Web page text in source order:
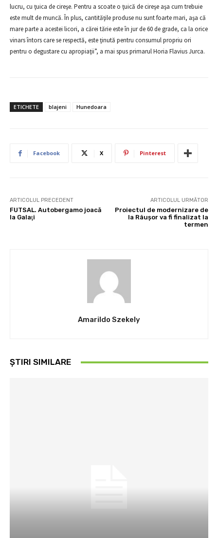
lucru, cu ţuica de cireşe. Pentru a scoate o ţuică de cireşe aşa cum trebuie
este mult de muncă. În plus, cantităţile produse nu sunt foarte mari, aşa că
mare parte a acestei licori, a cărei tărie este în jur de 60 de grade, ca la orice
vinars întors care se respectă, este ţinută pentru consumul propriu ori
pentru o degustare cu apropiaţii”, a mai spus primarul Horia Flavius Jurca.
ETICHETE blajeni Hunedoara
Facebook X Pinterest
ARTICOLUL PRECEDENT
FUTSAL. Autobergamo joacă
la Galaţi
ARTICOLUL URMĂTOR
Proiectul de modernizare de
la Râuşor va fi finalizat la
termen
Amarildo Szekely
ȘTIRI SIMILARE